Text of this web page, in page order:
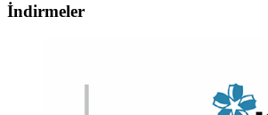
İndirmeler